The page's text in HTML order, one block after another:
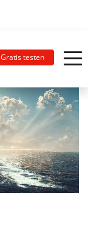
Gratis testen